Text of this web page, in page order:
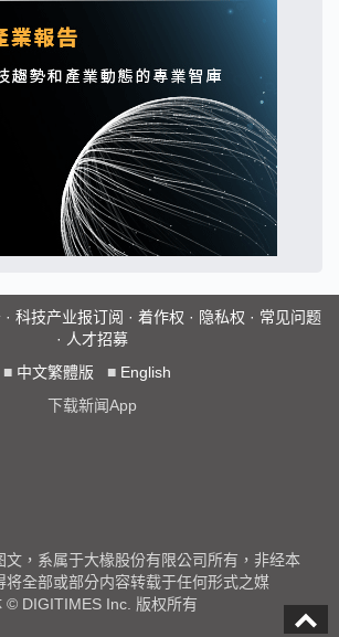
· 科技产业报订阅 · 着作权 · 隐私权 · 常见问题
· 人才招募
■ 中文繁體版 ■ English
下载新闻App
文，系属于大椽股份有限公司所有，非经本
将全部或部分内容转载于任何形式之媒
© DIGITIMES Inc. 版权所有